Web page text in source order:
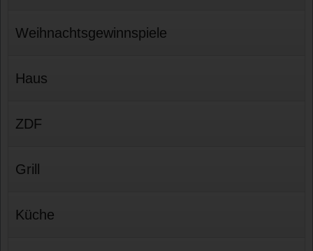
Weihnachtsgewinnspiele
Haus
ZDF
Grill
Küche